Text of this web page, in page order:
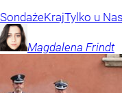
SondażeKrajTylko u Nas
Magdalena Frindt